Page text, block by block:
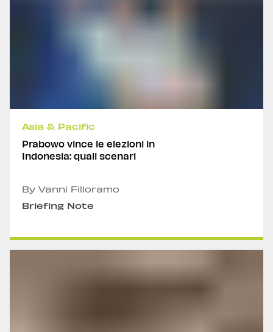
Asia & Pacific
Prabowo vince le elezioni in
Indonesia: quali scenari
By Vanni Filloramo
Briefing Note